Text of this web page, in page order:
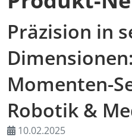
Präzision in
Momenten-
Robotik &
10.02.2025